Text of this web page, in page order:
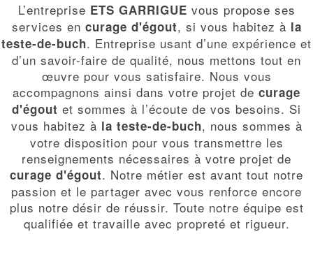
L’entreprise ETS GARRIGUE vous propose ses
services en curage d'égout, si vous habitez à la
teste-de-buch. Entreprise usant d’une expérience et
d’un savoir-faire de qualité, nous mettons tout en
œuvre pour vous satisfaire. Nous vous
accompagnons ainsi dans votre projet de curage
d'égout et sommes à l’écoute de vos besoins. Si
vous habitez à la teste-de-buch, nous sommes à
votre disposition pour vous transmettre les
renseignements nécessaires à votre projet de
curage d'égout. Notre métier est avant tout notre
passion et le partager avec vous renforce encore
plus notre désir de réussir. Toute notre équipe est
qualifiée et travaille avec propreté et rigueur.